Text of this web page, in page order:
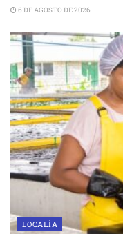
6 DE AGOSTO DE 2026
LOCALÍA